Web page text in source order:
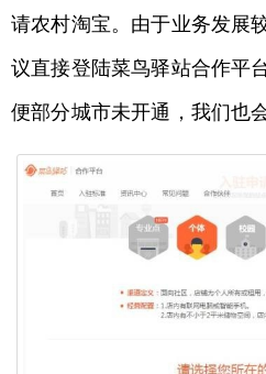
请农村淘宝。由于业务发展
议直接登陆菜鸟驿站合作平
便部分城市未开通，我们也